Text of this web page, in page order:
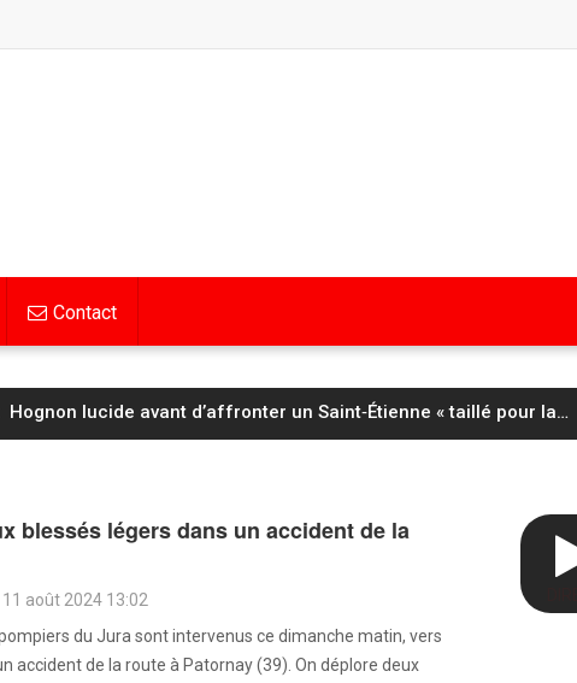
Contact
lucide avant d’affronter un Saint‑Étienne « taillé pour la…
blessés légers dans un accident de la
août 2024 13:02
pompiers du Jura sont intervenus ce dimanche matin, vers
accident de la route à Patornay (39). On déplore deux